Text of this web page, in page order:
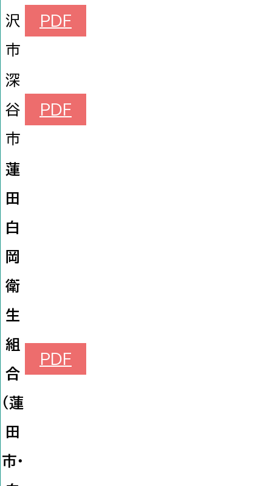
沢
市
PDF
深
谷
市
PDF
蓮
田
白
岡
衛
生
組
合
（蓮
田
市・
PDF